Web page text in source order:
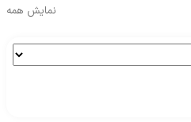
نمایش همه